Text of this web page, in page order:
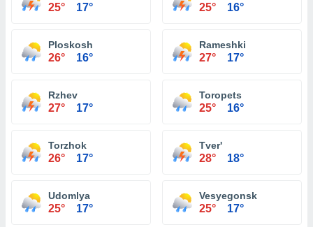
25° 17° 25° 16°
Ploskosh
26° 16°
Rameshki
27° 17°
Rzhev
27° 17°
Toropets
25° 16°
Torzhok
26° 17°
Tver'
28° 18°
Udomlya
25° 17°
Vesyegonsk
25° 17°